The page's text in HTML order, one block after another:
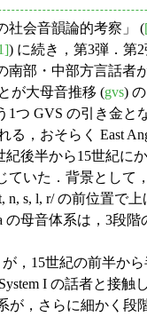
社会音韻論的考察」 (
) に続き，第3弾．第
南部・中部方言話者
が大母音推移 (gvs)
1つ GVS の引き金
る，おそらく East
紀後半から15世紀に
ていた．背景として
n, s, l, r/ の前位置で
母音体系は，3段階
が，15世紀の前半か
I の話者と接
が，さらに細かく